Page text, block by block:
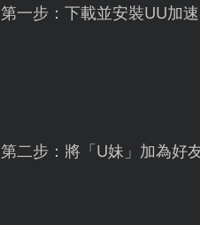
第一步：下載並安裝UU加
第二步：將「U妹」加為好